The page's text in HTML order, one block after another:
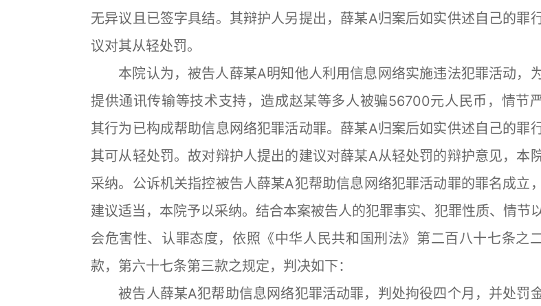
无异议且已签字具结。其辩护人另提出，薛某A归案后如实供述自己的罪
议对其从轻处罚。
本院认为，被告人薛某A明知他人利用信息网络实施违法犯罪活动，
提供通讯传输等技术支持，造成赵某等多人被骗56700元人民币，情节严
其行为已构成帮助信息网络犯罪活动罪。薛某A归案后如实供述自己的罪
其可从轻处罚。故对辩护人提出的建议对薛某A从轻处罚的辩护意见，本
采纳。公诉机关指控被告人薛某A犯帮助信息网络犯罪活动罪的罪名成立
建议适当，本院予以采纳。结合本案被告人的犯罪事实、犯罪性质、情节
会危害性、认罪态度，依照《中华人民共和国刑法》第二百八十七条之
款，第六十七条第三款之规定，判决如下：
被告人薛某A犯帮助信息网络犯罪活动罪，判处拘役四个月，并处罚